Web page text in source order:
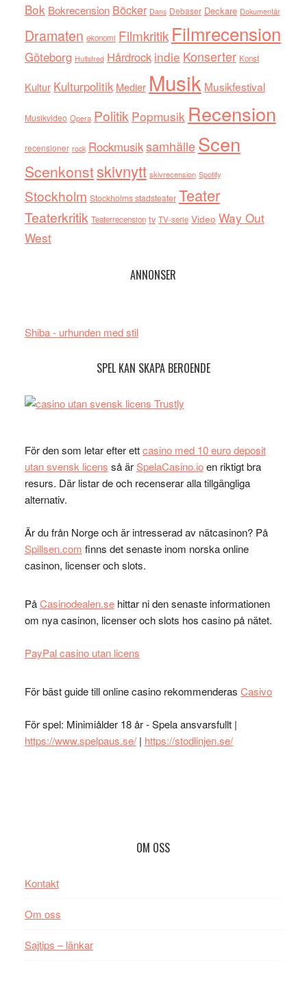
Bok Bokrecension Böcker Dans Debaser Deckare Dokumentär
Dramaten ekonomi Filmkritik Filmrecension
Göteborg Hultsfred Hårdrock indie Konserter Konst
Kultur Kulturpolitik Medier Musik Musikfestival
Musikvideo Opera Politik Popmusik Recension
recensioner rock RockmusiksamhälleScen
Scenkonstskivnytt skivrecension Spotify
Stockholm Stockholms stadsteater Teater
Teaterkritik Teaterrecension tv TV-serie Video Way Out
West
ANNONSER
Shiba - urhunden med stil
SPEL KAN SKAPA BEROENDE
För den som letar efter ettcasino med 10 euro deposit
utan svensk licens så ärSpelaCasino.ioen riktigt bra
resurs. Där listar de och recenserar alla tillgängliga
alternativ.
Är du från Norge och är intresserad av nätcasinon? På
Spillsen.com finns det senaste inom norska online
casinon, licenser och slots.
PåCasinodealen.sehittar ni den senaste informationen
om nya casinon, licenser och slots hos casino på nätet.
PayPal casino utan licens
För bäst guide till online casino rekommenderas Casivo
För spel: Minimiålder 18 år - Spela ansvarsfullt |
https://www.spelpaus.se/| https://stodlinjen.se/
OM OSS
Kontakt
Om oss
Sajtips – länkar